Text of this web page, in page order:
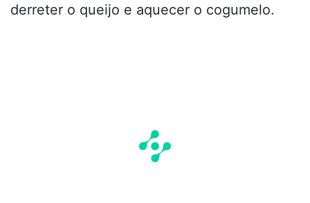
derreter o queijo e aquecer o cogumelo.